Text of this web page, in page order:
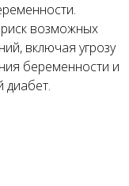
возможных
включая угрозу
беременности и
диабет.